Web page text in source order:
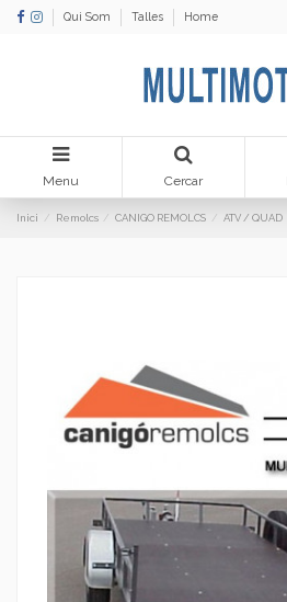
Qui Som Talles Home
Menu Cercar
Inici Remolcs CANIGO REMOLCS ATV / QUAD